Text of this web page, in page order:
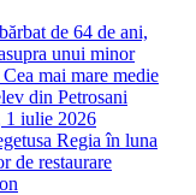
de 64 de ani,
unui minor
mai mare medie
din Petrosani
1 iulie 2026
Regia în luna
de restaurare